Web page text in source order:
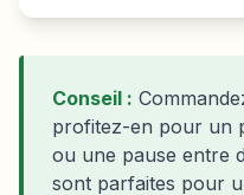
Conseil :
profitez-en pour un
ou une pause entre
sont parfaites pour